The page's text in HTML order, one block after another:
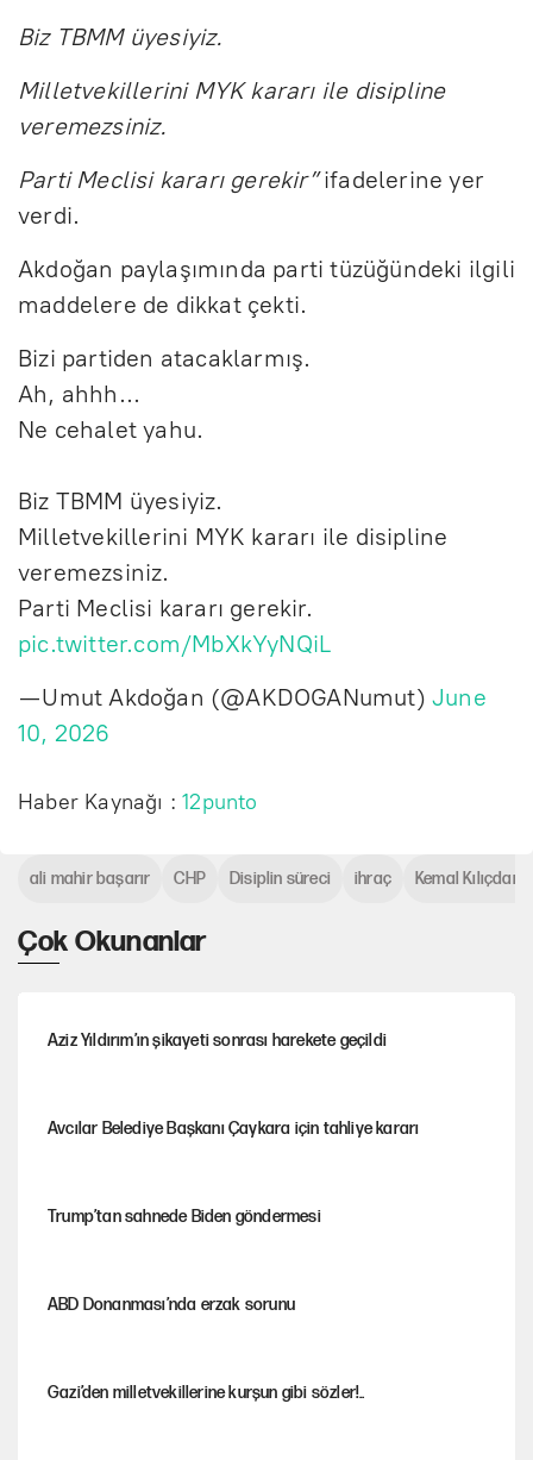
Biz TBMM üyesiyiz.
Milletvekillerini MYK kararı ile disipline
veremezsiniz.
Parti Meclisi kararı gerekir”ifadelerine yer
verdi.
Akdoğan paylaşımında parti tüzüğündeki ilgili
maddelere de dikkat çekti.
Bizi partiden atacaklarmış.
Ah, ahhh…
Ne cehalet yahu.
Biz TBMM üyesiyiz.
Milletvekillerini MYK kararı ile disipline
veremezsiniz.
Parti Meclisi kararı gerekir.
pic.twitter.com/MbXkYyNQiL
— Umut Akdoğan (@AKDOGANumut)June
10, 2026
Haber Kaynağı :12punto
Çok Okunanlar
Aziz Yıldırım’ın şikayeti sonrası harekete geçildi
Avcılar Belediye Başkanı Çaykara için tahliye kararı
Trump’tan sahnede Biden göndermesi
ABD Donanması’nda erzak sorunu
Gazi’den milletvekillerine kurşun gibi sözler!..
ali mahir başarır CHP Disiplin süreci ihraç Kemal